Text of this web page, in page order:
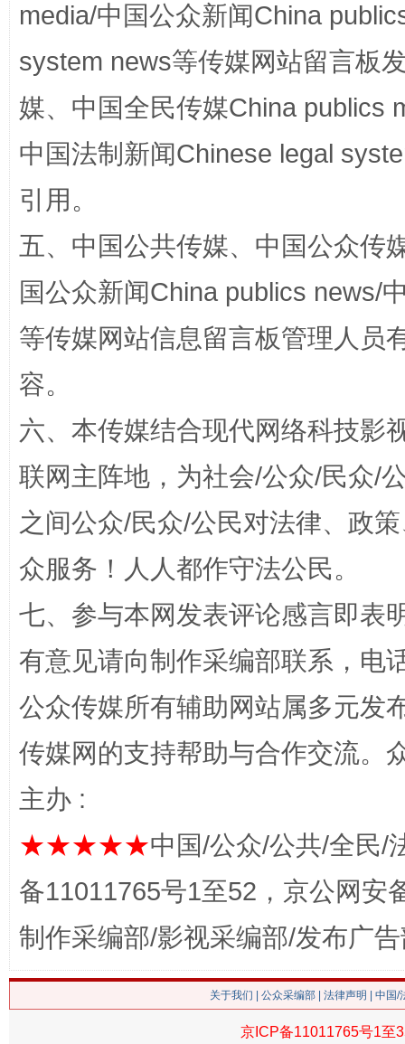
网上购药对药下症？
这是一记警钟！ 谢
media/中国公众新闻China
system news等传媒网站留言板
媒、中国全民传媒China publics
中国法制新闻Chinese legal
引用。
五、中国公共传媒、中国公众传
国公众新闻China publics news/
等传媒网站信息留言板管理人员
容。
六、本传媒结合现代网络科技影
联网主阵地，为社会/公众/民众/
之间公众/民众/公民对法律、政
众服务！人人都作守法公民。
七、参与本网发表评论感言即表
有意见请向制作采编部联系，电
公众传媒所有辅助网站属多元发
传媒网的支持帮助与合作交流。
主办 :
★★★★★中国/公众/公共/全民/
备11011765号1至52，京公网安
制作采编部/影视采编部/发布广
关于我们 公众采编部 法律声明 | 中国
京ICP备11011765号1至